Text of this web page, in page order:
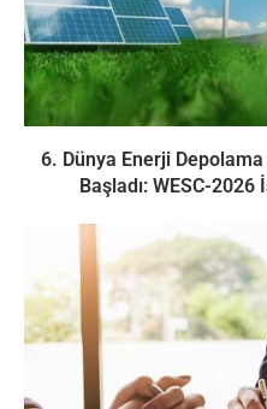
6. Dünya Enerji
Başladı: WESC-2026